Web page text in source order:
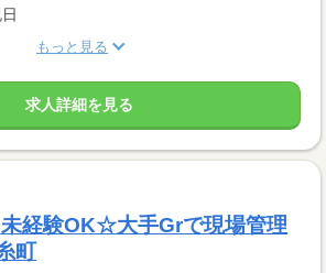
もっと見る
求人詳細を見る
未経験OK☆大手Grで現場管理
町